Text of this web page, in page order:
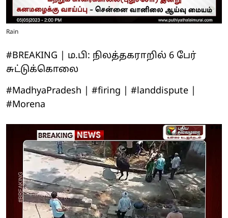
Rain
#BREAKING | ம.பி: நிலத்தகராறில் 6 பேர்
சுட்டுக்கொலை
#MadhyaPradesh | #firing | #landdispute |
#Morena